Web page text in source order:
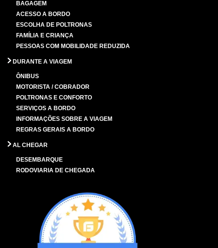
BAGAGEM
ACESSO A BORDO
ESCOLHA DE POLTRONAS
FAMÍLIA E CRIANÇA
PESSOAS COM MOBILIDADE REDUZIDA
DURANTE A VIAGEM
ÔNIBUS
MOTORISTA / COBRADOR
POLTRONAS E CONFORTO
SERVIÇOS A BORDO
INFORMAÇÕES SOBRE A VIAGEM
REGRAS GERAIS A BORDO
AL CHEGAR
DESEMBARQUE
RODOVIARIA DE CHEGADA